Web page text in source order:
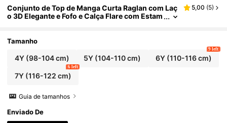
Conjunto de Top de Manga Curta Raglan com Laç
o 3D Elegante e Fofo e Calça Flare com Estam
vens
5,00 (5)
Tamanho
4Y(98-104 cm) 5Y (104-110 cm) 6Y(110-116 cm)
9 left
7Y(116-122 cm)
6 left
Guia de tamanhos
Enviado De